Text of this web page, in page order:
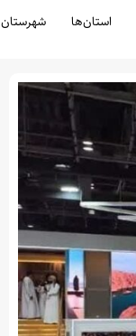
استان‌ها شهرستان